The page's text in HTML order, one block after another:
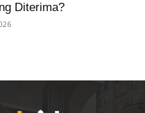
Diterima?